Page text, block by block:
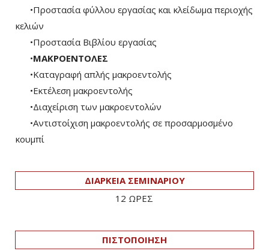
•Προστασία φύλλου εργασίας και κλείδωμα περιοχής
κελιών
•Προστασία Βιβλίου εργασίας
•ΜΑΚΡΟΕΝΤΟΛΕΣ
•Καταγραφή απλής μακροεντολής
•Εκτέλεση μακροεντολής
•Διαχείριση των μακροεντολών
•Αντιστοίχιση μακροεντολής σε προσαρμοσμένο
κουμπί
ΔΙΑΡΚΕΙΑ ΣΕΜΙΝΑΡΙΟΥ
12 ΩΡΕΣ
ΠΙΣΤΟΠΟΙΗΣΗ